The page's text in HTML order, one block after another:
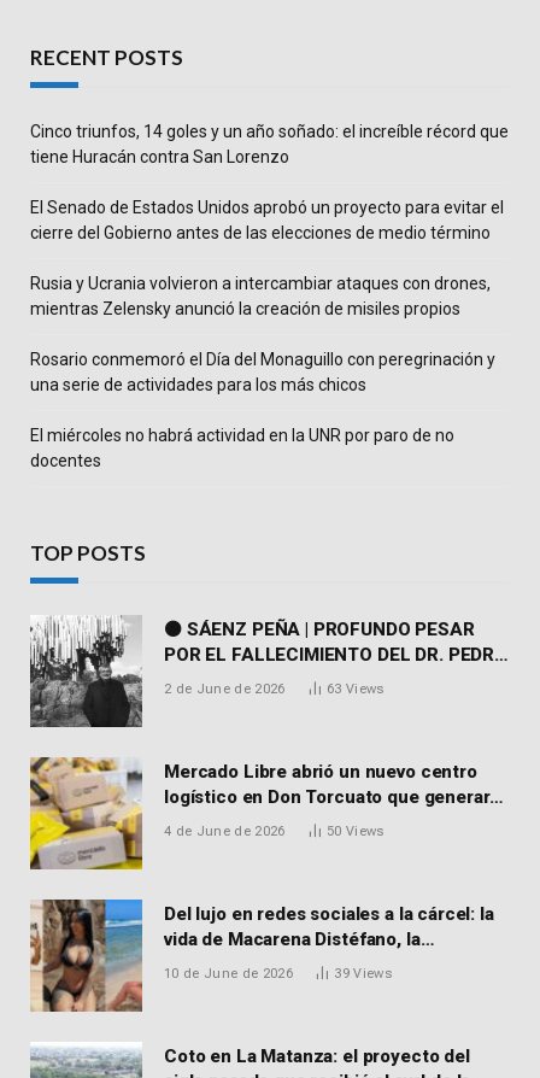
RECENT POSTS
Cinco triunfos, 14 goles y un año soñado: el increíble récord que
tiene Huracán contra San Lorenzo
El Senado de Estados Unidos aprobó un proyecto para evitar el
cierre del Gobierno antes de las elecciones de medio término
Rusia y Ucrania volvieron a intercambiar ataques con drones,
mientras Zelensky anunció la creación de misiles propios
Rosario conmemoró el Día del Monaguillo con peregrinación y
una serie de actividades para los más chicos
El miércoles no habrá actividad en la UNR por paro de no
docentes
TOP POSTS
⚫ SÁENZ PEÑA | PROFUNDO PESAR
POR EL FALLECIMIENTO DEL DR. PEDRO
MARTORELL
2 de June de 2026 63 Views
Mercado Libre abrió un nuevo centro
logístico en Don Torcuato que generará
900 empleos: cómo enviar el CV
4 de June de 2026 50 Views
Del lujo en redes sociales a la cárcel: la
vida de Macarena Distéfano, la
influencer de San Martín acusada de
10 de June de 2026 39Views
Coto en La Matanza: el proyecto del